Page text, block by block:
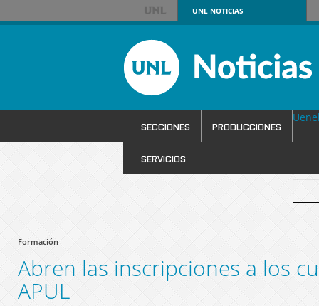
UNLNOTICIAS
SECCIONES PRODUCCIONES
SERVICIOS
Formación
Abren las inscripciones a los
APUL